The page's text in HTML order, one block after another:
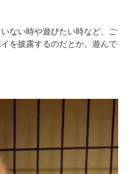
ない時や遊びたい時など、ご
を披露するのだとか。遊んで